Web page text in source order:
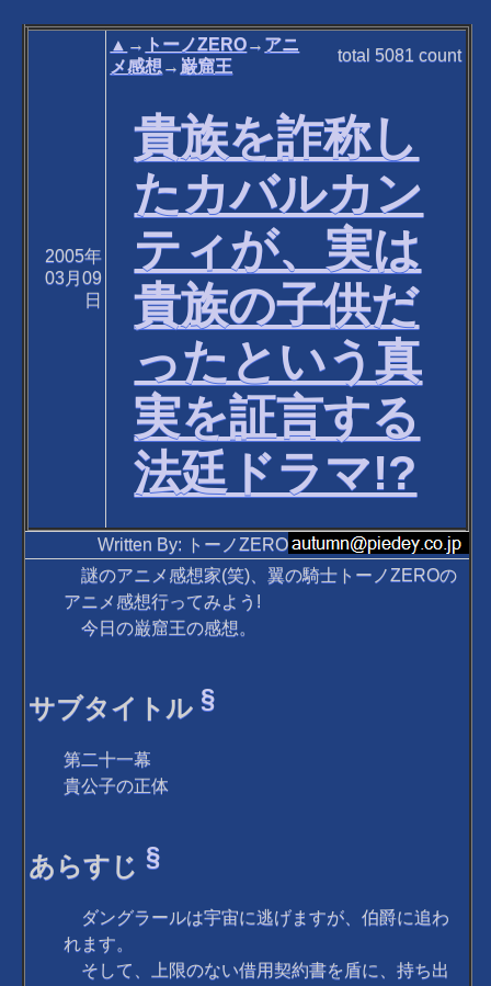
2005年
03月09
日
▲ → トーノZERO→ アニ
メ感想 → 巌窟王
total 5081 count
貴族を詐称し
たカバルカン
ティが、実は
貴族の子供だ
ったという真
実を証言する
法廷ドラマ!?
Written By: トーノZERO
謎のアニメ感想家(笑)、翼の騎士トーノZEROの
アニメ感想行ってみよう!
今日の巌窟王の感想。
サブタイトル§
第二十一幕
貴公子の正体
あらすじ§
ダングラールは宇宙に逃げますが、伯爵に追わ
れます。
そして、上限のない借用契約書を盾に、持ち出